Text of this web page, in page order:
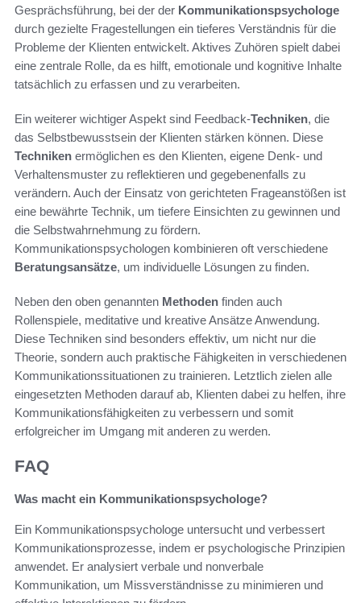
Gesprächsführung, bei der der Kommunikationspsychologe
durch gezielte Fragestellungen ein tieferes Verständnis für die
Probleme der Klienten entwickelt. Aktives Zuhören spielt dabei
eine zentrale Rolle, da es hilft, emotionale und kognitive Inhalte
tatsächlich zu erfassen und zu verarbeiten.
Ein weiterer wichtiger Aspekt sind Feedback-Techniken, die
das Selbstbewusstsein der Klienten stärken können. Diese
Techniken ermöglichen es den Klienten, eigene Denk- und
Verhaltensmuster zu reflektieren und gegebenenfalls zu
verändern. Auch der Einsatz von gerichteten Frageanstößen ist
eine bewährte Technik, um tiefere Einsichten zu gewinnen und
die Selbstwahrnehmung zu fördern.
Kommunikationspsychologen kombinieren oft verschiedene
Beratungsansätze, um individuelle Lösungen zu finden.
Neben den oben genannten Methoden finden auch
Rollenspiele, meditative und kreative Ansätze Anwendung.
Diese Techniken sind besonders effektiv, um nicht nur die
Theorie, sondern auch praktische Fähigkeiten in verschiedenen
Kommunikationssituationen zu trainieren. Letztlich zielen alle
eingesetzten Methoden darauf ab, Klienten dabei zu helfen, ihre
Kommunikationsfähigkeiten zu verbessern und somit
erfolgreicher im Umgang mit anderen zu werden.
FAQ
Was macht ein Kommunikationspsychologe?
Ein Kommunikationspsychologe untersucht und verbessert
Kommunikationsprozesse, indem er psychologische Prinzipien
anwendet. Er analysiert verbale und nonverbale
Kommunikation, um Missverständnisse zu minimieren und